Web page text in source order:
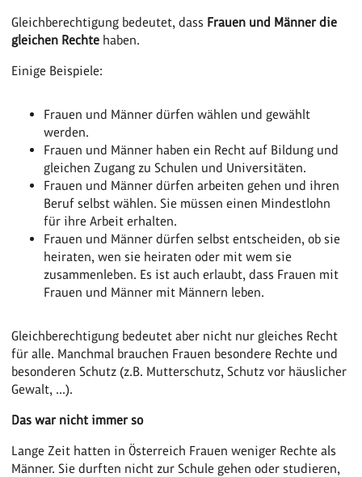
Gleichberechtigung bedeutet, dass Frauen und Männer die
gleichen Rechte haben.
Einige Beispiele:
Frauen und Männer dürfen wählen und gewählt
werden.
Frauen und Männer haben ein Recht auf Bildung und
gleichen Zugang zu Schulen und Universitäten.
Frauen und Männer dürfen arbeiten gehen und ihren
Beruf selbst wählen. Sie müssen einen Mindestlohn
für ihre Arbeit erhalten.
Frauen und Männer dürfen selbst entscheiden, ob sie
heiraten, wen sie heiraten oder mit wem sie
zusammenleben. Es ist auch erlaubt, dass Frauen mit
Frauen und Männer mit Männern leben.
Gleichberechtigung bedeutet aber nicht nur gleiches Recht
für alle. Manchmal brauchen Frauen besondere Rechte und
besonderen Schutz (z.B. Mutterschutz, Schutz vor häuslicher
Gewalt, ...).
Das war nicht immer so
Lange Zeit hatten in Österreich Frauen weniger Rechte als
Männer. Sie durften nicht zur Schule gehen oder studieren,